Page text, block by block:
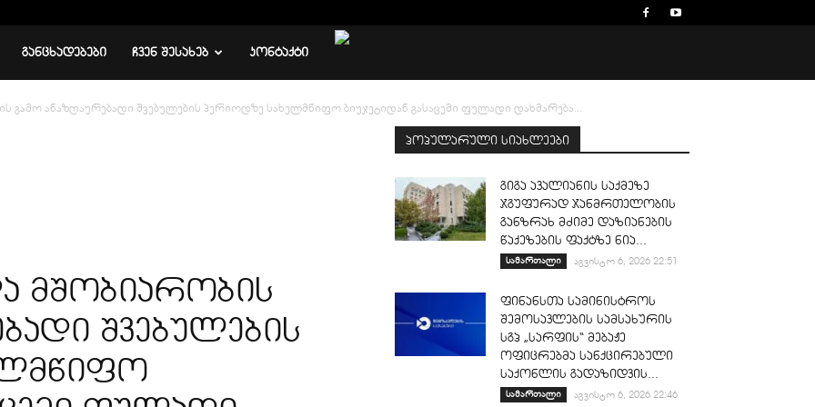
ᲒᲐᲜᲪᲮᲐᲓᲔᲑᲔᲑᲘ ᲩᲕᲔᲜ ᲨᲔᲡᲐᲮᲔᲑ ᲙᲝᲜᲢᲐᲥᲢᲘ
ანაზღაურებადი შვებულების პერიოდზე სახელმწიფო ბიუჯეტიდან გასაცემი ფულადი დახმარება...
მშობიარობის
შვებულების
პოპულარული სიახლეები
გიგა ავალიანის საქმეზე
ჯგუფურად ჯანმრთელობის
განზრახ მძიმე დაზიანების
წაქეზების ფაქტზე ნია...
სამართალი აგვისტო 6, 2026 22:51
ფინანსთა სამინისტროს
შემოსავლების სამსახურის
სგპ „სარფის“ მებაჟე
ოფიცრებმა სანქცირებული
საქონლის გადაზიდვის...
სამართალი აგვისტო 6, 2026 22:46